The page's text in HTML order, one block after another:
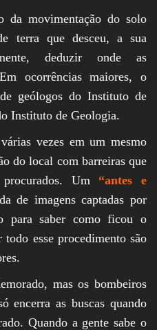
da movimentação do solo
terra que desceu, a sua
deduzir onde as
ocorrências maiores, o
geólogos do Instituto de
Instituto de Geologia.
vezes em um mesmo
do local com barreiras que
Um “antes e
de imagens captadas por
para saber como ficou o
esse procedimento são
mas os bombeiros
encerra as buscas quando
Quando a gente sabe o